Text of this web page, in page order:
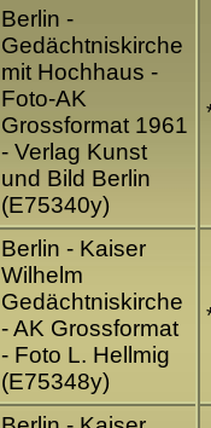
Berlin -
Gedächtniskirche
mit Hochhaus -
Foto-AK
Grossformat 1961
- Verlag Kunst
und Bild Berlin
(E75340y)
Berlin - Kaiser
Wilhelm
Gedächtniskirche
- AK Grossformat
- Foto L. Hellmig
(E75348y)